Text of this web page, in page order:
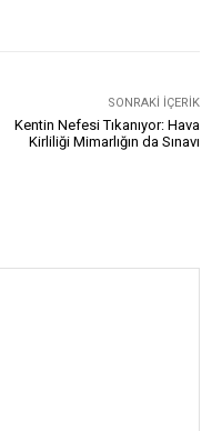
SONRAKI İÇERIK
Kentin Nefesi Tıkanıyor: Hava
Kirliliği Mimarlığın da Sınavı